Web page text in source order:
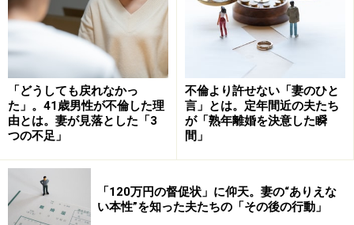
自衛策をとることでイライラせず笑顔でいられるのな
ら、それもまた明るい食卓のためにはアリなのかもしれ
「どうしても戻れなかっ
た」。41歳男性が不倫した理
由とは。妻が見落とした「3
つの不足」
不倫より許せない「妻のひと
言」とは。定年間近の夫たち
が「熟年離婚を決意した瞬
間」
「120万円の督促状」に仰天。妻の“ありえな
い本性”を知った夫たちの「その後の行動」